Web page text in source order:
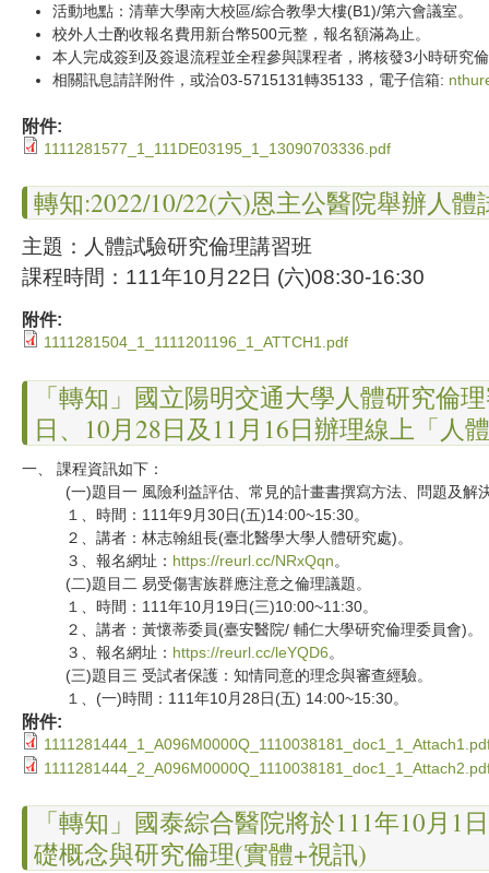
活動地點：清華大學南大校區/綜合教學大樓(B1)/第六會議室。
校外人士酌收報名費用新台幣500元整，報名額滿為止。
本人完成簽到及簽退流程並全程參與課程者，將核發3小時研究
相關訊息請詳附件，或洽03-5715131轉35133，電子信箱:
附件:
1111281577_1_111DE03195_1_13090703336.pdf
轉知:2022/10/22(六)恩主公醫院舉辦人
主題：人體試驗研究倫理講習班
課程時間：111年10月22日 (六)08:30-16:30
附件:
1111281504_1_1111201196_1_ATTCH1.pdf
「轉知」國立陽明交通大學人體研究倫
日、10月28日及11月16日辦理線上「人
一、 課程資訊如下：
(一)題目一 風險利益評估、常見的計畫書撰寫方法、問題及解
１、時間：111年9月30日(五)14:00~15:30。
２、講者：林志翰組長(臺北醫學大學人體研究處)。
３、報名網址： https://reurl.cc/NRxQqn。
(二)題目二 易受傷害族群應注意之倫理議題。
１、時間：111年10⽉19⽇(三)10:00~11:30。
２、講者：黃懷蒂委員(臺安醫院/ 輔仁大學研究倫理委員會)。
３、報名網址： https://reurl.cc/leYQD6。
(三)題目三 受試者保護：知情同意的理念與審查經驗。
１、(一)時間：111年10月28日(五) 14:00~15:30。
附件:
「轉知」國泰綜合醫院將於111年10月
礎概念與研究倫理(實體+視訊)